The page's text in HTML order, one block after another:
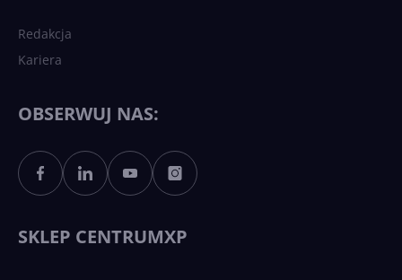
Sztuczna inteligencja po
polsku. Dość barier
Redakcja
Kariera
OBSERWUJ NAS:
SKLEP CENTRUMXP